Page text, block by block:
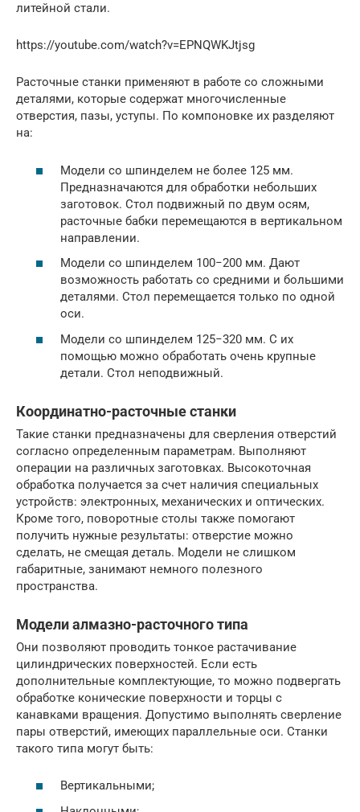
литейной стали.
https://youtube.com/watch?v=EPNQWKJtjsg
Расточные станки применяют в работе со сложными
деталями, которые содержат многочисленные
отверстия, пазы, уступы. По компоновке их разделяют
на:
Модели со шпинделем не более 125 мм.
Предназначаются для обработки небольших
заготовок. Стол подвижный по двум осям,
расточные бабки перемещаются в вертикальном
направлении.
Модели со шпинделем 100−200 мм. Дают
возможность работать со средними и большими
деталями. Стол перемещается только по одной
оси.
Модели со шпинделем 125−320 мм. С их
помощью можно обработать очень крупные
детали. Стол неподвижный.
Координатно-расточные станки
Такие станки предназначены для сверления отверстий
согласно определенным параметрам. Выполняют
операции на различных заготовках. Высокоточная
обработка получается за счет наличия специальных
устройств: электронных, механических и оптических.
Кроме того, поворотные столы также помогают
получить нужные результаты: отверстие можно
сделать, не смещая деталь. Модели не слишком
габаритные, занимают немного полезного
пространства.
Модели алмазно-расточного типа
Они позволяют проводить тонкое растачивание
цилиндрических поверхностей. Если есть
дополнительные комплектующие, то можно подвергать
обработке конические поверхности и торцы с
канавками вращения. Допустимо выполнять сверление
пары отверстий, имеющих параллельные оси. Станки
такого типа могут быть:
Вертикальными;